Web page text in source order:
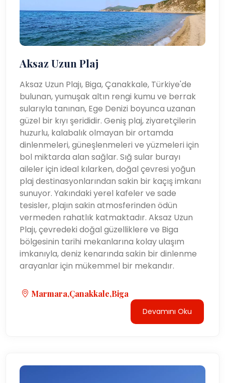
Aksaz Uzun Plaj
Aksaz Uzun Plajı, Biga, Çanakkale, Türkiye'de
bulunan, yumuşak altın rengi kumu ve berrak
sularıyla tanınan, Ege Denizi boyunca uzanan
güzel bir kıyı şerididir. Geniş plaj, ziyaretçilerin
huzurlu, kalabalık olmayan bir ortamda
dinlenmeleri, güneşlenmeleri ve yüzmeleri için
bol miktarda alan sağlar. Sığ sular burayı
aileler için ideal kılarken, doğal çevresi yoğun
plaj destinasyonlarından sakin bir kaçış imkanı
sunuyor. Yakındaki yerel kafeler ve sade
tesisler, plajın sakin atmosferinden ödün
vermeden rahatlık katmaktadır. Aksaz Uzun
Plajı, çevredeki doğal güzelliklere ve Biga
bölgesinin tarihi mekanlarına kolay ulaşım
imkanıyla, deniz kenarında sakin bir dinlenme
arayanlar için mükemmel bir mekandır.
Marmara,Çanakkale,Biga
Devamını Oku